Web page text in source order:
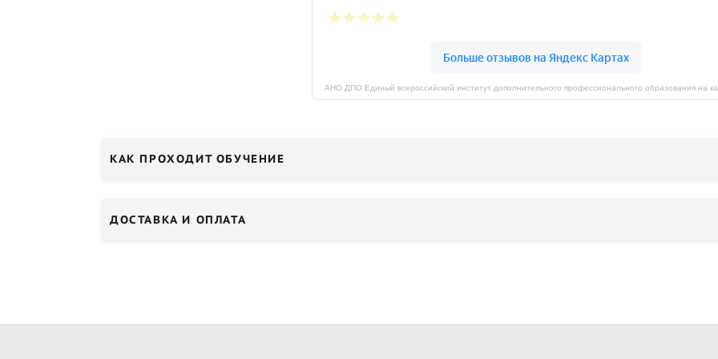
КАК ПРОХОДИТ ОБУЧЕНИЕ
ДОСТАВКА И ОПЛАТА